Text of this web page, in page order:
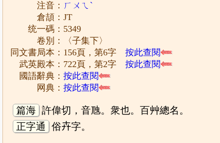
注音： ㄏㄨㄟˋ
倉頡：JT
统一碼：5349
卷別：〈子集下〉
同文書局本：156頁，第6字按此查閱
武英殿本：722頁，第2字按此查閱
國語辭典：按此查閱
网典：按此查閱
篇海 許偉切，音虺。衆也。百艸總名。
正字通
俗𠦄字。